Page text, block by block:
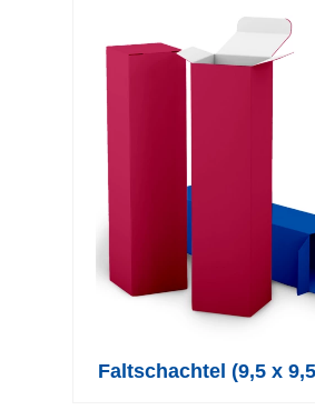
Faltschachtel (9,5 x